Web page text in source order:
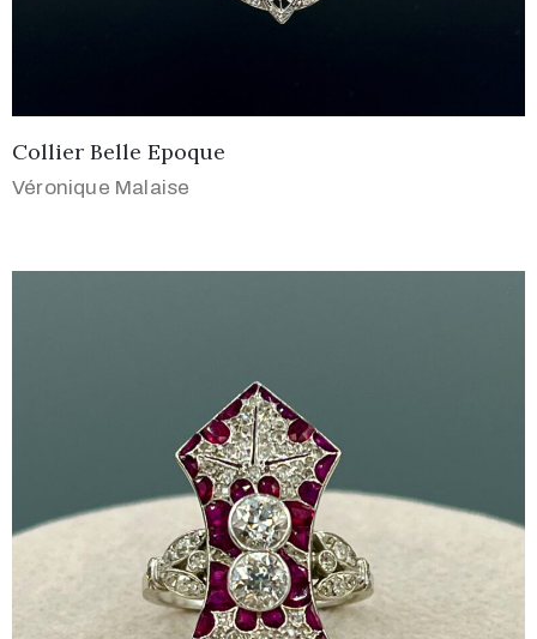
Collier Belle Epoque
Véronique Malaise